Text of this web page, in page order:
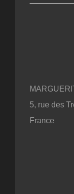
5, rue des
France